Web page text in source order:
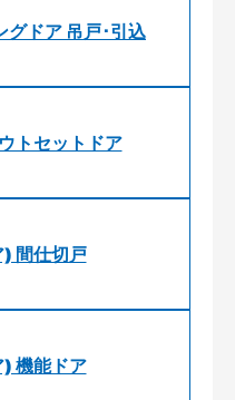
ドア 吊戸･引込
トセットドア
間仕切戸
機能ドア